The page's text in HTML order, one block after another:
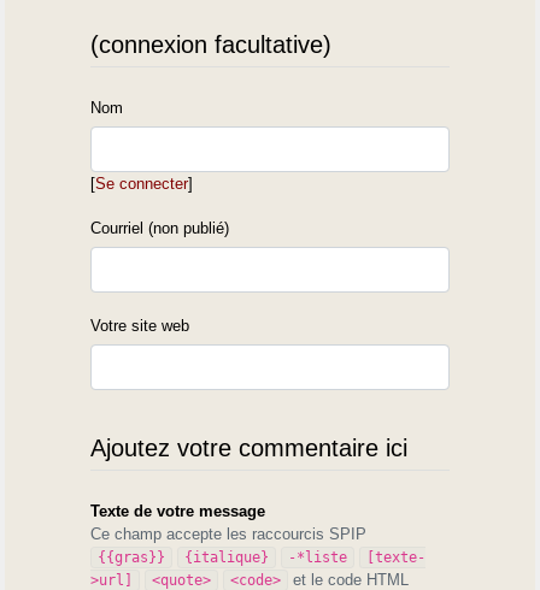
(connexion facultative)
Nom
[Se connecter]
Courriel (non publié)
Votre site web
Ajoutez votre commentaire ici
Texte de votre message
Ce champ accepte les raccourcis SPIP
{{gras}} {italique} -*liste
[texte-
>url]
<quote> <code> et le code HTML